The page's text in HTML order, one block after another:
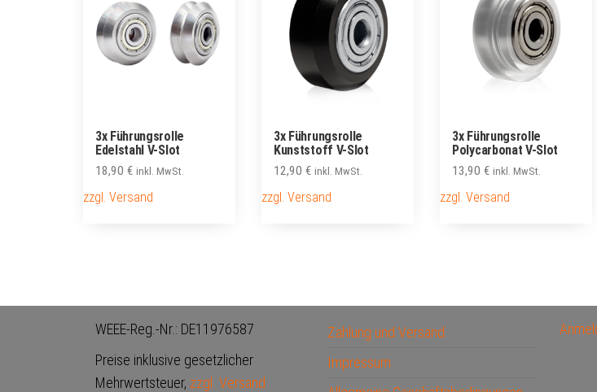
3x Führungsrolle
Edelstahl V-Slot
18,90 € inkl. MwSt.
zzgl. Versand
3x Führungsrolle
Kunststoff V-Slot
12,90€ inkl. MwSt.
zzgl. Versand
3x Führungsrolle
Polycarbonat V-Slot
13,90€ inkl. MwSt.
zzgl. Versand
WEEE-Reg.-Nr.: DE11976587
Preise inklusive gesetzlicher
Mehrwertsteuer, zzgl. Versand
Zahlung und Versand
Impressum